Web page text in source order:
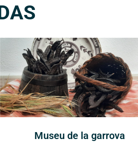
Museu de la garrova